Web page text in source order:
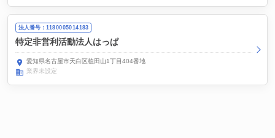
法人番号：1180005014183
特定非営利活動法人はっぱ
愛知県名古屋市天白区植田山1丁目404番地
業界未設定